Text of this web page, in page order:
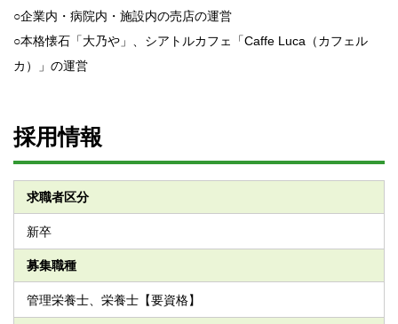
○企業内・病院内・施設内の売店の運営
○本格懐石「大乃や」、シアトルカフェ「Caffe Luca（カフェル
カ）」の運営
採用情報
求職者区分
新卒
募集職種
管理栄養士、栄養士【要資格】